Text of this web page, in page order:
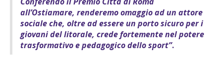
all’Ostiamare, renderemo omaggio ad un attore
sociale che, oltre ad essere un porto sicuro per i
giovani del litorale, crede fortemente nel potere
trasformativo e pedagogico dello sport”.